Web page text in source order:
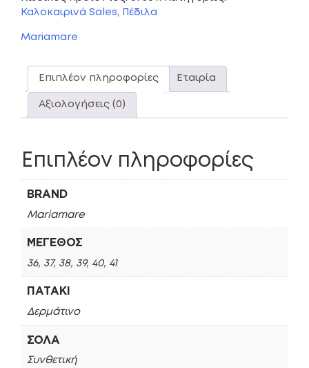
Καλοκαιρινά Sales, Πέδιλα
Mariamare
Επιπλέον πληροφορίες Εταιρία
Αξιολογήσεις (0)
Επιπλέον πληροφορίες
BRAND
Mariamare
ΜΈΓΕΘΟΣ
36, 37, 38, 39, 40, 41
ΠΑΤΆΚΙ
Δερμάτινο
ΣΌΛΑ
Συνθετική